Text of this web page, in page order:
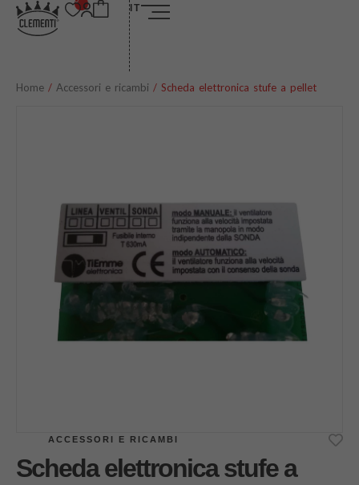
IT
Home / Accessori e ricambi / Scheda elettronica stufe a pellet
ACCESSORI E RICAMBI
Scheda elettronica stufe a